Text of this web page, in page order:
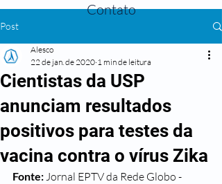
Contato
Post
Cientistas da USP
anunciam resultados
positivos para testes da
vacina contra o vírus Zika
Alesco
22 de jan. de 2020 1 min de leitura
Fonte: Jornal EPTV da Rede Globo -